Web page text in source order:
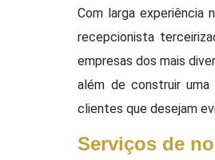
Com larga experiência
recepcionista
empresas dos mais
além de construir
clientes que desejam
Serviços de